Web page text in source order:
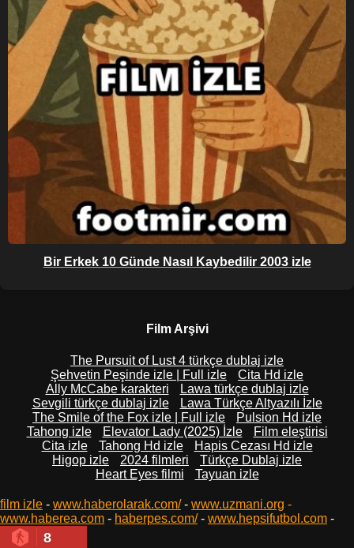
Bir Erkek 10 Günde Nasıl Kaybedilir 2003 izle
Film Arşivi
The Pursuit of Lust 4 türkçe dublaj izle
Şehvetin Peşinde izle | Full izle
Cita Hd izle
Ally McCabe karakteri
Lawa türkçe dublaj izle
Sevgili türkçe dublaj izle
Lawa Türkçe Altyazılı İzle
The Smile of the Fox izle | Full izle
Pulsion Hd izle
Tahong izle
Elevator Lady (2025) İzle
Film eleştirisi
Cita izle
Tahong Hd izle
Hapis Cezası Hd izle
Higop izle
2024 filmleri
Türkçe Dublaj izle
Heart Eyes filmi
Tayuan izle
film izle - www.haberolarak.com/- www.uzmani.org -
www.haberea.com - haberpes.com/- www.hepsifutbol.com -
8